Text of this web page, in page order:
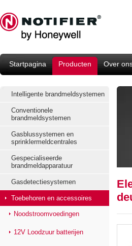
Startpagina Producten Over
Intelligente brandmeldsystemen
Conventionele
brandmeldsystemen
Gasblussystemen en
sprinklermeldcentrales
Gespecialiseerde
brandmeldapparatuur
Gasdetectiesystemen
Toebehoren en accessoires
Noodstroomvoedingen
12V Loodzuur batterijen